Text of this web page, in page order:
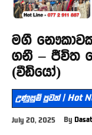
මගී
ගනී – ජීවිත
(වීඩියෝ)
උණුසුම් පුවත් | Hot
July 20, 2025 By